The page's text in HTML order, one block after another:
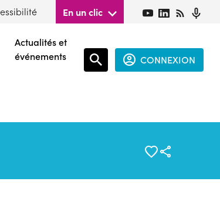
En un clic
Actualités et
événements
CONNEXION